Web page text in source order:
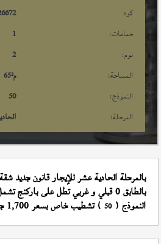
كود
حمامات:
1
نوم:
2
المساحة:
65م²
النموذج:
50
المرحلة:
بالمرحلة الحادية عشر للإيجار قانون جديد شقة
النموذج (50 ) تشطيب خاص بسعر 1,700 جنيه